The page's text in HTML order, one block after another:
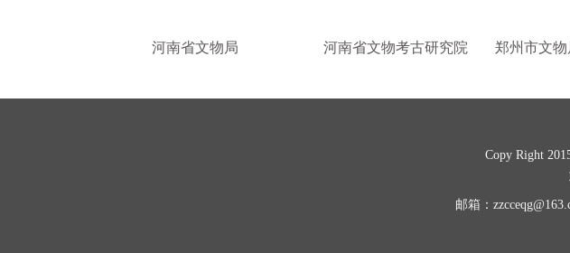
河南省文物局 河南省文物考古研究院 郑州市文物
Copy Right
邮箱：